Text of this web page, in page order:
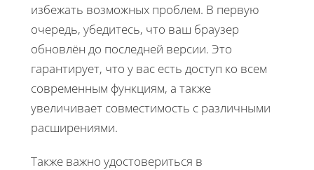
избежать возможных проблем. В первую
очередь, убедитесь, что ваш браузер
обновлён до последней версии. Это
гарантирует, что у вас есть доступ ко всем
современным функциям, а также
увеличивает совместимость с различными
расширениями.
Также важно удостовериться в